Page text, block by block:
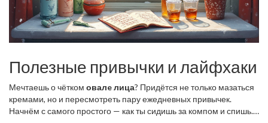
Полезные привычки и лайфхаки
Мечтаешь о чётком овалe лица? Придётся не только мазаться
кремами, но и пересмотреть пару ежедневных привычек.
Начнём с самого простого — как ты сидишь за компом и спишь.